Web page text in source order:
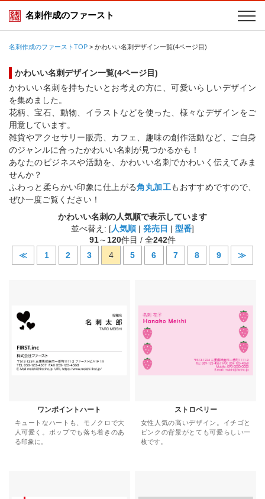
名刺作成のファースト
名刺作成のファーストTOP > かわいい名刺デザイン一覧(4ページ目)
かわいい名刺デザイン一覧(4ページ目)
かわいい名刺を持ちたいとお考えの方に、可愛いらしいデザイン
を集めました。
花柄、宝石、動物、イラストなどを使った、様々なデザインをご
用意しています。
雑貨やアクセサリー販売、カフェ、趣味の創作活動など、ご自身
のジャンルに合ったかわいい名刺が見つかるかも！
あなたのビジネスや活動を、かわいい名刺でかわいく伝えてみま
せんか？
ふわっと柔らかい印象に仕上がる角丸加工もおすすめですので、
ぜひ一度ご覧ください！
かわいい名刺の人気順で表示しています
並べ替え: [人気順| 発売日 | 型番]
91～ 120件目 / 全242件
≪
1 2 3 4 5 6 7 8 9 ≫
ワンポイントハート
キュートなハートも、モノクロで大
人可愛く。ポップでも落ち着きのあ
る印象に。
ストロベリー
女性人気の高いデザイン。イチゴと
ピンクの背景がとても可愛らしい一
枚です。